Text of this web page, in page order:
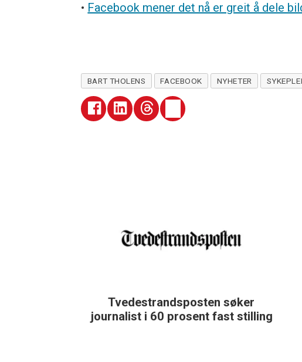
• Facebook mener det nå er greit å dele
BART THOLENS FACEBOOK NYHETER
Tvedestrandsposten søker
journalist i 60 prosent fast stilling